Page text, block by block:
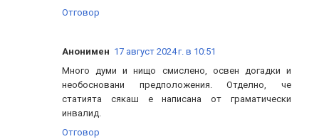
Отговор
Анонимен 17 август 2024 г. в 10:51
Много думи и нищо смислено, освен догадки и
необосновани предположения. Отделно, че
статията сякаш е написана от граматически
инвалид.
Отговор